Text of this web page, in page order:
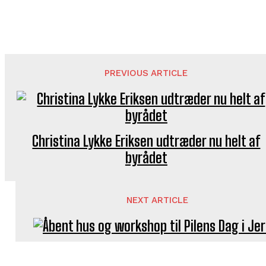
PREVIOUS ARTICLE
Christina Lykke Eriksen udtræder nu helt af
byrådet
NEXT ARTICLE